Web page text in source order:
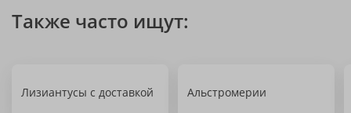
Также часто ищут:
Лизиантусы с доставкой Альстромерии